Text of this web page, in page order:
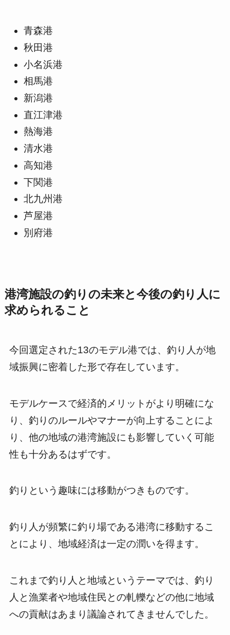
青森港
秋田港
小名浜港
相馬港
新潟港
直江津港
熱海港
清水港
高知港
下関港
北九州港
芦屋港
別府港
港湾施設の釣りの未来と今後の釣り人に
求められること
今回選定された13のモデル港では、釣り人が地
域振興に密着した形で存在しています。
モデルケースで経済的メリットがより明確にな
り、釣りのルールやマナーが向上することによ
り、他の地域の港湾施設にも影響していく可能
性も十分あるはずです。
釣りという趣味には移動がつきものです。
釣り人が頻繁に釣り場である港湾に移動するこ
とにより、地域経済は一定の潤いを得ます。
これまで釣り人と地域というテーマでは、釣り
人と漁業者や地域住民との軋轢などの他に地域
への貢献はあまり議論されてきませんでした。